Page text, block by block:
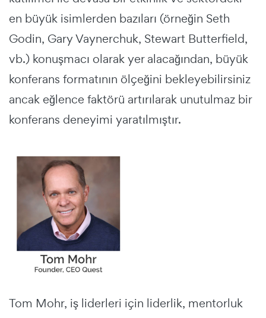
en büyük isimlerden bazıları (örneğin Seth
Godin, Gary Vaynerchuk, Stewart Butterfield,
vb.) konuşmacı olarak yer alacağından, büyük
konferans formatının ölçeğini bekleyebilirsiniz
ancak eğlence faktörü artırılarak unutulmaz bir
konferans deneyimi yaratılmıştır.
Tom Mohr, iş liderleri için liderlik, mentorluk